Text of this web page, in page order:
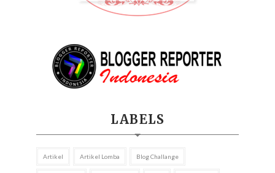
LABELS
Artikel Artikel Lomba Blog Challange